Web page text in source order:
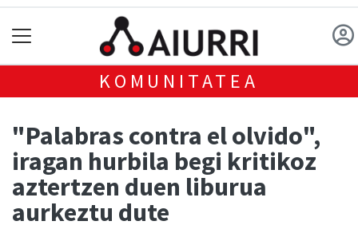
KOMUNITATEA
"Palabras contra el olvido",
iragan hurbila begi kritikoz
aztertzen duen liburua
aurkeztu dute